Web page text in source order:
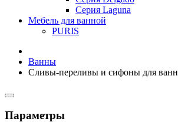
Серия Laguna
Мебель для ванной
PURIS
Ванны
Сливы-переливы и сифоны для ванн
Параметры